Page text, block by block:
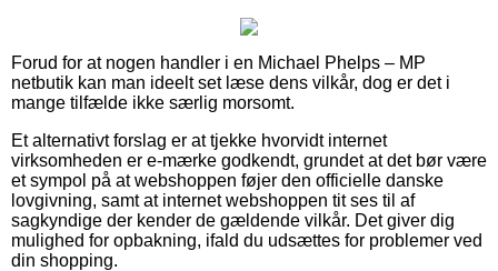
Forud for at nogen handler i en Michael Phelps – MP
netbutik kan man ideelt set læse dens vilkår, dog er det i
mange tilfælde ikke særlig morsomt.
Et alternativt forslag er at tjekke hvorvidt internet
virksomheden er e-mærke godkendt, grundet at det bør være
et sympol på at webshoppen føjer den officielle danske
lovgivning, samt at internet webshoppen tit ses til af
sagkyndige der kender de gældende vilkår. Det giver dig
mulighed for opbakning, ifald du udsættes for problemer ved
din shopping.